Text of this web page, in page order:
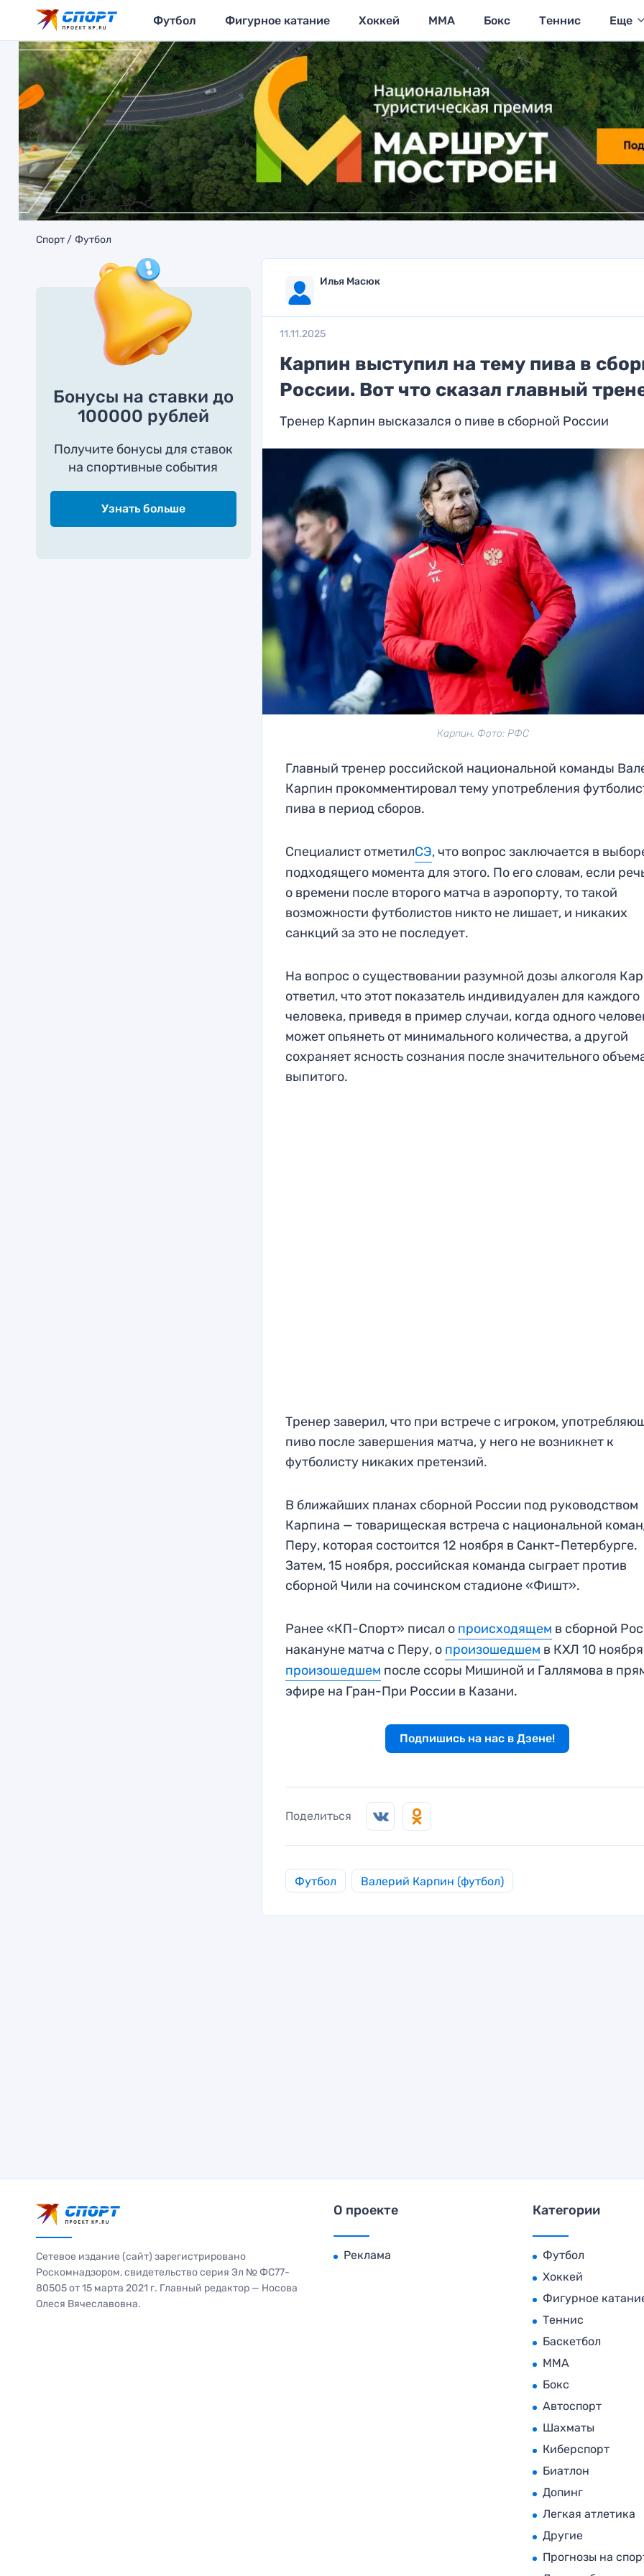
Футбол Фигурное катание Хоккей MMA Бокс Теннис Еще
Спорт Футбол
Бонусы на ставки до
100000 рублей
Получите бонусы для ставок
на спортивные события
Узнать больше
Илья Масюк
11.11.2025
Карпин выступил на тему пива в
России. Вот что сказал главный
Тренер Карпин высказался о пиве в сборной России
Карпин. Фото: РФС
Главный тренер российской национальной команды
Карпин прокомментировал тему употребления
пива в период сборов.
Специалист отметилСЭ, что вопрос заключается в
подходящего момента для этого. По его словам, если
о времени после второго матча в аэропорту, то такой
возможности футболистов никто не лишает, и никаких
санкций за это не последует.
На вопрос о существовании разумной дозы алкоголя
ответил, что этот показатель индивидуален для каждого
человека, приведя в пример случаи, когда одного
может опьянеть от минимального количества, а другой
сохраняет ясность сознания после значительного
выпитого.
Тренер заверил, что при встрече с игроком,
пиво после завершения матча, у него не возникнет к
футболисту никаких претензий.
В ближайших планах сборной России под руководством
Карпина — товарищеская встреча с национальной
Перу, которая состоится 12 ноября в Санкт-Петербурге.
Затем, 15 ноября, российская команда сыграет против
сборной Чили на сочинском стадионе «Фишт».
Ранее «КП-Спорт» писал о происходящем в сборной
накануне матча с Перу, о произошедшем в КХЛ 10
произошедшем после ссоры Мишиной и Галлямова в
эфире на Гран-При России в Казани.
Подпишись на нас в Дзене!
Поделиться
Футбол Валерий Карпин (футбол)
Сетевое издание (сайт) зарегистрировано
Роскомнадзором, свидетельство серия Эл № ФС77-
80505 от 15 марта 2021 г. Главный редактор — Носова
Олеся Вячеславовна.
О проекте
Реклама
Категории
Футбол
Хоккей
Фигурное
Теннис
Баскетбол
MMA
Бокс
Автоспорт
Шахматы
Киберспорт
Биатлон
Допинг
Легкая атлетика
Другие
Прогнозы на